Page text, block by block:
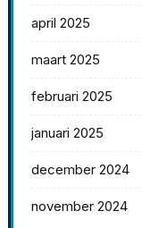
april 2025
maart 2025
februari 2025
januari 2025
december 2024
november 2024